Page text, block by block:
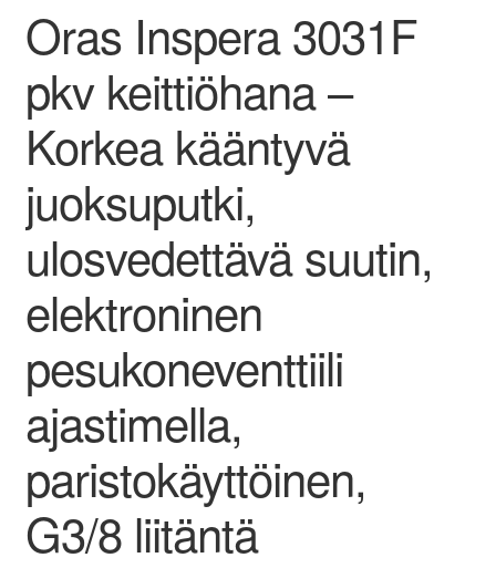
Oras Inspera 3031F
pkv keittiöhana –
Korkea kääntyvä
juoksuputki,
ulosvedettävä suutin,
elektroninen
pesukoneventtiili
ajastimella,
paristokäyttöinen,
G3/8 liitäntä